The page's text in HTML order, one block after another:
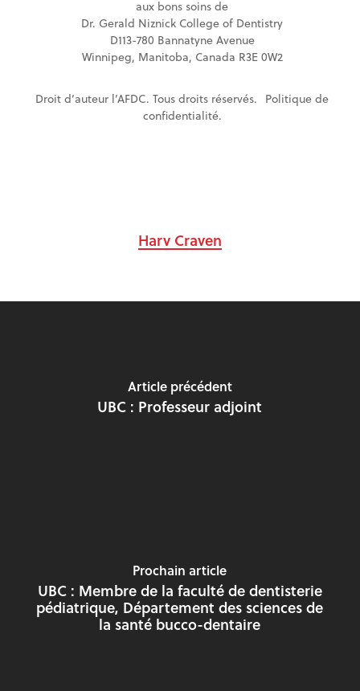
aux bons soins de
Dr. Gerald Niznick College of Dentistry
D113-780 Bannatyne Avenue
Winnipeg, Manitoba, Canada R3E 0W2
Droit d’auteur l’AFDC. Tous droits réservés. Politique de
confidentialité.
Harv Craven
Article précédent
UBC : Professeur adjoint
Prochain article
UBC : Membre de la faculté de dentisterie
pédiatrique, Département des sciences de
la santé bucco-dentaire